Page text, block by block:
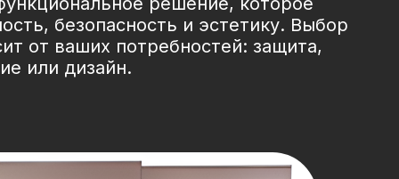
безопасность и эстетику. Выбор
от ваших потребностей: защита,
или дизайн.